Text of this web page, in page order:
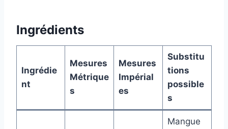
Ingrédients
Ingrédie
nt
Mesures
Métrique
s
Mesures
Impérial
es
Substitu
tions
possible
s
Mangue